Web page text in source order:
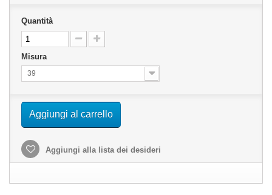
Quantità
Misura
39
Aggiungi al carrello
Aggiungi alla lista dei desideri